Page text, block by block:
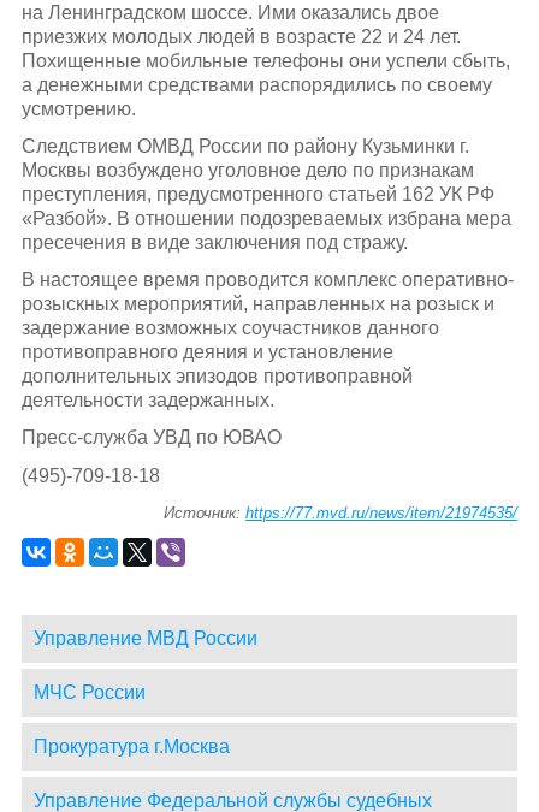
на Ленинградском шоссе. Ими оказались двое
приезжих молодых людей в возрасте 22 и 24 лет.
Похищенные мобильные телефоны они успели сбыть,
а денежными средствами распорядились по своему
усмотрению.
Следствием ОМВД России по району Кузьминки г.
Москвы возбуждено уголовное дело по признакам
преступления, предусмотренного статьей 162 УК РФ
«Разбой». В отношении подозреваемых избрана мера
пресечения в виде заключения под стражу.
В настоящее время проводится комплекс оперативно-
розыскных мероприятий, направленных на розыск и
задержание возможных соучастников данного
противоправного деяния и установление
дополнительных эпизодов противоправной
деятельности задержанных.
Пресс-служба УВД по ЮВАО
(495)-709-18-18
Источник:https://77.mvd.ru/news/item/21974535/
Управление МВД России
МЧС России
Прокуратура г.Москва
Управление Федеральной службы судебных